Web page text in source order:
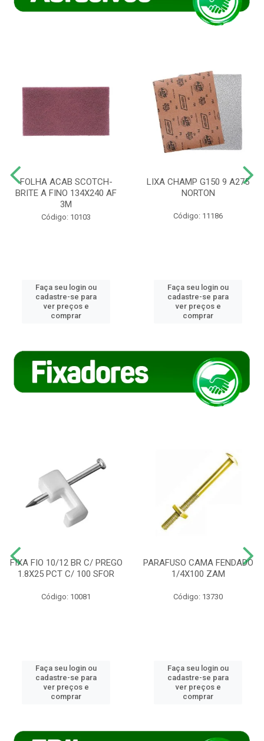
FOLHA ACAB SCOTCH-
BRITE A FINO 134X240 AF
3M
Código: 10103
Faça seu login ou
cadastre-se para
ver preços e
comprar
LIXA CHAMP G150 9 A275
NORTON
Código: 11186
Faça seu login ou
cadastre-se para
ver preços e
comprar
FIXA FIO 10/12 BR C/ PREGO
1.8X25 PCT C/ 100 SFOR
Código: 10081
Faça seu login ou
cadastre-se para
ver preços e
comprar
PARAFUSO CAMA FENDADO
1/4X100 ZAM
Código: 13730
Faça seu login ou
cadastre-se para
ver preços e
comprar